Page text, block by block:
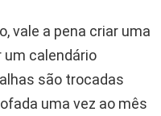
vale a pena criar uma
um calendário
são trocadas
uma vez ao mês